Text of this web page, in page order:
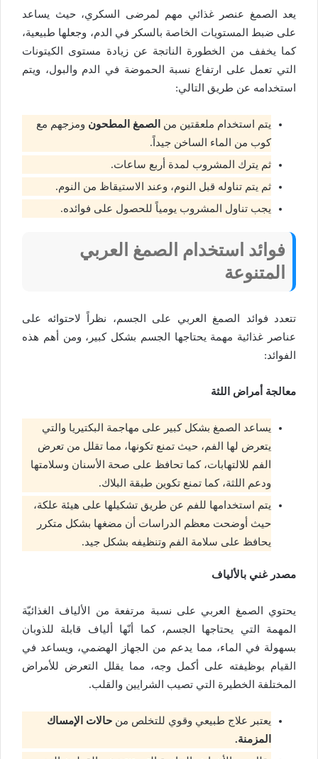
يعد الصمغ عنصر غذائي مهم لمرضى السكري، حيث يساعد
على ضبط المستويات الخاصة بالسكر في الدم، وجعلها طبيعية،
كما يخفف من الخطورة الناتجة عن زيادة مستوى الكيتونات
التي تعمل على ارتفاع نسبة الحموضة في الدم والبول، ويتم
استخدامه عن طريق التالي:
يتم استخدام ملعقتين من الصمغ المطحون ومزجهم مع
كوب من الماء الساخن جيداً.
ثم يترك المشروب لمدة أربع ساعات.
ثم يتم تناوله قبل النوم، وعند الاستيقاظ من النوم.
يجب تناول المشروب يومياً للحصول على فوائده.
فوائد استخدام الصمغ العربي
المتنوعة
تتعدد فوائد الصمغ العربي على الجسم، نظراً لاحتوائه على
عناصر غذائية مهمة يحتاجها الجسم بشكل كبير، ومن أهم هذه
الفوائد:
معالجة أمراض اللثة
يساعد الصمغ بشكل كبير على مهاجمة البكتيريا والتي
يتعرض لها الفم، حيث تمنع تكونها، مما تقلل من تعرض
الفم للالتهابات، كما تحافظ على صحة الأسنان وسلامتها
ودعم اللثة، كما تمنع تكوين طبقة البلاك.
يتم استخدامها للفم عن طريق تشكيلها على هيئة علكة،
حيث أوضحت معظم الدراسات أن مضغها بشكل متكرر
يحافظ على سلامة الفم وتنظيفه بشكل جيد.
مصدر غني بالألياف
يحتوي الصمغ العربي على نسبة مرتفعة من الألياف الغذائيّة
المهمة التي يحتاجها الجسم، كما أنّها ألياف قابلة للذوبان
بسهولة في الماء، مما يدعم من الجهاز الهضمي، ويساعد في
القيام بوظيفته على أكمل وجه، مما يقلل التعرض للأمراض
المختلفة الخطيرة التي تصيب الشرايين والقلب.
يعتبر علاج طبيعي وقوي للتخلص من حالات الإمساك
المزمنة.